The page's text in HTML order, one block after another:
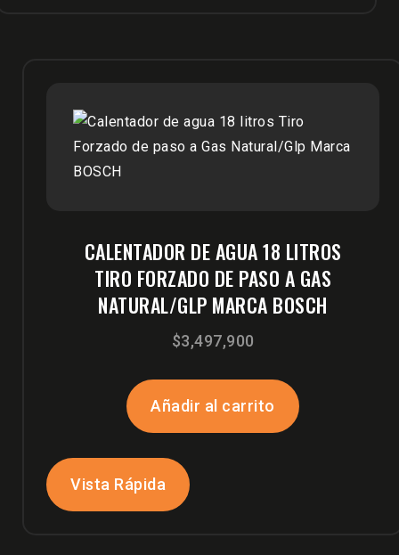
CALENTADOR DE AGUA 18 LITROS
TIRO FORZADO DE PASO A GAS
NATURAL/GLP MARCA BOSCH
$3,497,900
Añadir al carrito
Vista Rápida